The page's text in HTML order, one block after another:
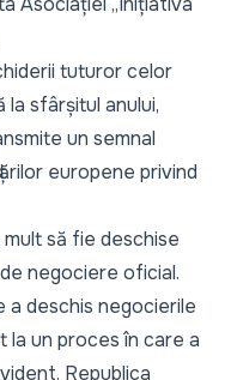
tuturor celor
sfârșitul anului,
un semnal
europene privind
să fie deschise
negociere oficial.
a deschis negocierile
la un proces în care a
Republica